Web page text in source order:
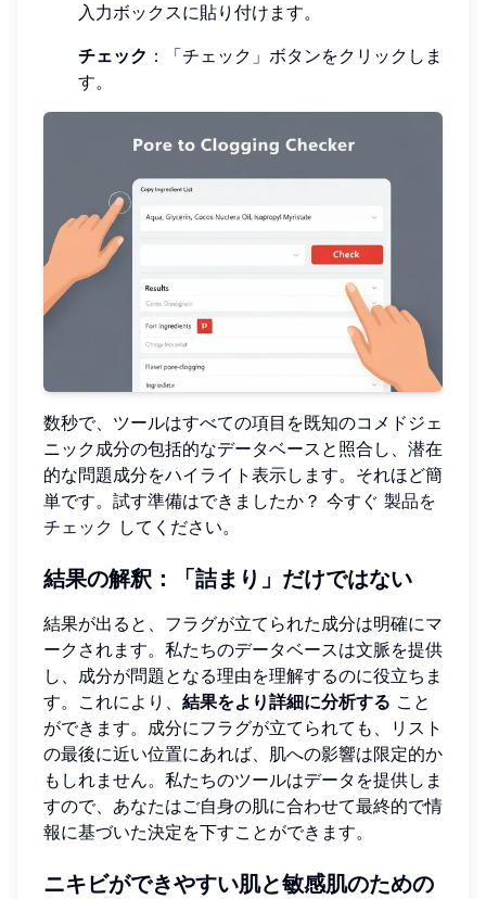
入力ボックスに貼り付けます。
チェック ：「チェック」ボタンをクリックしま
す。
数秒で、ツールはすべての項目を既知のコメドジェ
ニック成分の包括的なデータベースと照合し、潜在
的な問題成分をハイライト表示します。それほど簡
単です。試す準備はできましたか？ 今すぐ 製品を
チェック してください。
結果の解釈：「詰まり」だけではない
結果が出ると、フラグが立てられた成分は明確にマ
ークされます。私たちのデータベースは文脈を提供
し、成分が問題となる理由を理解するのに役立ちま
す。これにより、 結果をより詳細に分析する こと
ができます。成分にフラグが立てられても、リスト
の最後に近い位置にあれば、肌への影響は限定的か
もしれません。私たちのツールはデータを提供しま
すので、あなたはご自身の肌に合わせて最終的で情
報に基づいた決定を下すことができます。
ニキビができやすい肌と敏感肌のための